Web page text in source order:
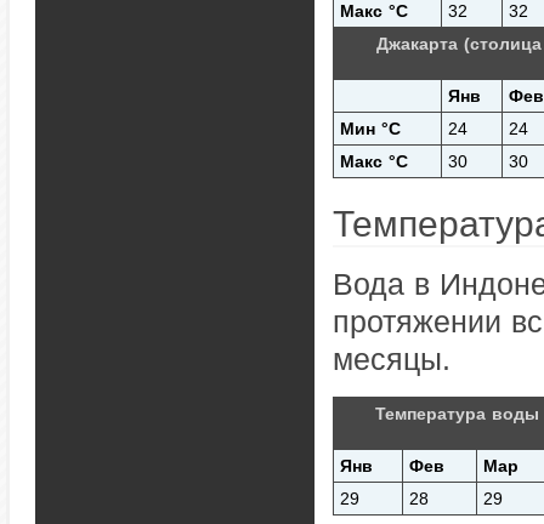
Макс °C
32
32
Джакарта
Янв
Фев
Мин °C
24
24
Макс °C
30 30
Вода в
протяжении
месяцы.
Температура
Янв Фев
Мар
29
28 29